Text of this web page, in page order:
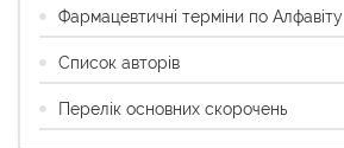
Фармацевтичні терміни по Алфавіту
Список авторів
Перелік основних скорочень